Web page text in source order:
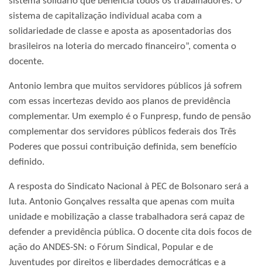
sistema de capitalização individual acaba com a
solidariedade de classe e aposta as aposentadorias dos
brasileiros na loteria do mercado financeiro”, comenta o
docente.
Antonio lembra que muitos servidores públicos já sofrem
com essas incertezas devido aos planos de previdência
complementar. Um exemplo é o Funpresp, fundo de pensão
complementar dos servidores públicos federais dos Três
Poderes que possui contribuição definida, sem benefício
definido.
A resposta do Sindicato Nacional à PEC de Bolsonaro será a
luta. Antonio Gonçalves ressalta que apenas com muita
unidade e mobilização a classe trabalhadora será capaz de
defender a previdência pública. O docente cita dois focos de
ação do ANDES-SN: o Fórum Sindical, Popular e de
Juventudes por direitos e liberdades democráticas e a